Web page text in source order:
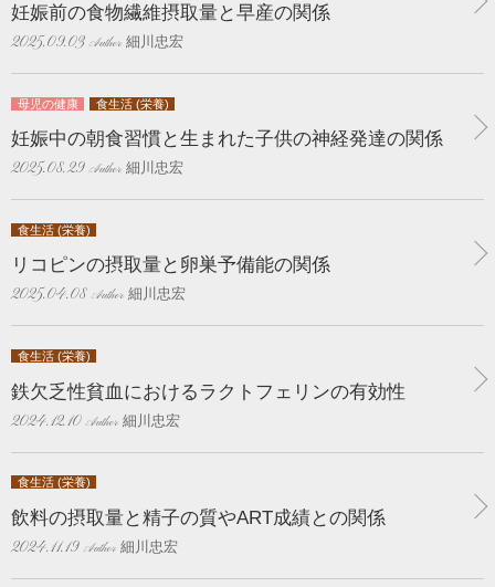
妊娠前の食物繊維摂取量と早産の関係
2025.09.03 細川忠宏
母児の健康 食生活 (栄養)
妊娠中の朝食習慣と生まれた子供の神経発達の関係
2025.08.29 細川忠宏
食生活 (栄養)
リコピンの摂取量と卵巣予備能の関係
2025.04.08 細川忠宏
食生活 (栄養)
鉄欠乏性貧血におけるラクトフェリンの有効性
2024.12.10 細川忠宏
食生活 (栄養)
飲料の摂取量と精子の質やART成績との関係
2024.11.19 細川忠宏